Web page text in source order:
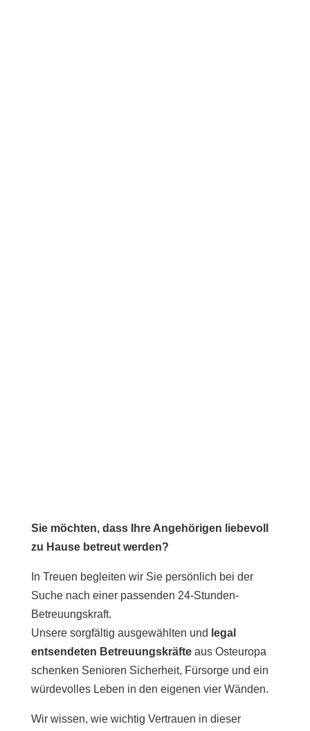
Sie möchten, dass Ihre Angehörigen liebevoll
zu Hause betreut werden?
In Treuen begleiten wir Sie persönlich bei der
Suche nach einer passenden 24-Stunden-
Betreuungskraft.
Unsere sorgfältig ausgewählten und legal
entsendeten Betreuungskräfteaus Osteuropa
schenken Senioren Sicherheit, Fürsorge und ein
würdevolles Leben in den eigenen vier Wänden.
Wir wissen, wie wichtig Vertrauen in dieser